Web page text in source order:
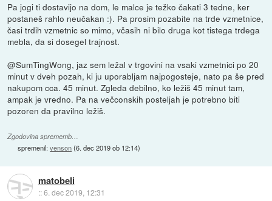
Pa jogi ti dostavijo na dom, le malce je težko čakati 3 tedne, ker
postaneš rahlo neučakan :). Pa prosim pozabite na trde vzmetnice,
časi trdih vzmetnic so mimo, včasih ni bilo druga kot tistega trdega
mebla, da si dosegel trajnost.
@SumTingWong, jaz sem ležal v trgovini na vsaki vzmetnici po 20
minut v dveh pozah, ki ju uporabljam najpogosteje, nato pa še pred
nakupom cca. 45 minut. Zgleda debilno, ko ležiš 45 minut tam,
ampak je vredno. Pa na večconskih posteljah je potrebno biti
pozoren da pravilno ležiš.
Zgodovina sprememb…
spremenil:venson(6. dec 2019 ob 12:14)
matobeli
::6. dec 2019, 12:31